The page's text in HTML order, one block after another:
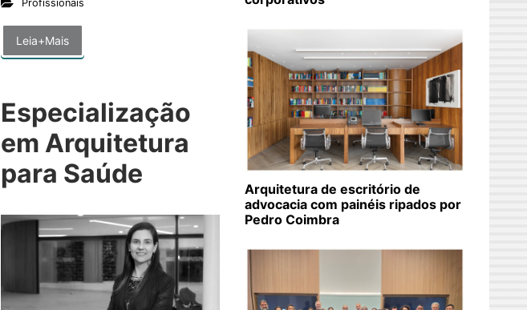
Profissionais
Leia+Mais
Especialização
em Arquitetura
para Saúde
Arquitetura de escritório de
advocacia com painéis ripados por
Pedro Coimbra